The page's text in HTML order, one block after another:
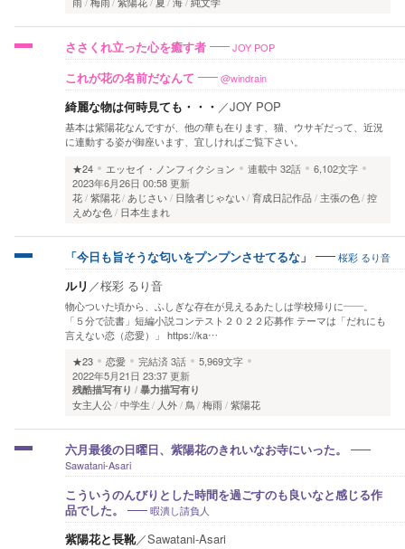
ささくれ立った心を癒す者 JOY POP
これが花の名前だなんて @windrain
綺麗な物は何時見ても・・・ ／JOY POP
基本は紫陽花なんですが、他の華も在ります、猫、ウサギだって、近況
に連動する姿が御座います、宜しければご覧下さい。
★24
エッセイ・ノンフィクション 連載中 32話
6,102文字
2023年6月26日 00:58 更新
花 紫陽花 あじさい 日陰者じゃない 育成日記作品 主張の色 控
えめな色
日本生まれ
「今日も旨そうな匂いをプンプンさせてるな」 桜彩 るり音
ルリ ／桜彩 るり音
物心ついた頃から、ふしぎな存在が見えるあたしは学校帰りに――。
「５分で読書」短編小説コンテスト２０２２応募作 テーマは「だれにも
言えない恋（恋愛）」 https://ka…
★23
恋愛 完結済3話
5,969文字
2022年5月21日 23:37 更新
残酷描写有り 暴力描写有り
女主人公 中学生 人外 鳥 梅雨 紫陽花
六月最後の日曜日、紫陽花のきれいなお寺にいった。
Sawatani-Asari
こういうのんびりとした時間を過ごすのも良いなと感じる作
品でした。
暇潰し請負人
紫陽花と長靴／Sawatani-Asari